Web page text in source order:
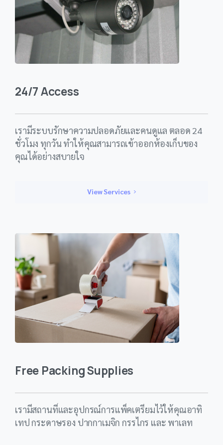
24/7 Access
เรามีระบบรักษาความปลอดภัยและคนดูแล ตลอด 24
ชั่วโมง ทุกวัน ทำให้คุณสามารถเข้าออกห้องเก็บของ
คุณได้อย่างสบายใจ
View Services
Free Packing Supplies
เรามีสถานที่และอุปกรณ์การแพ็คเตรียมไว้ให้คุณอาทิ
เทป กระดาษรอง ปากกาเมจิก กรรไกร และ พาเลท